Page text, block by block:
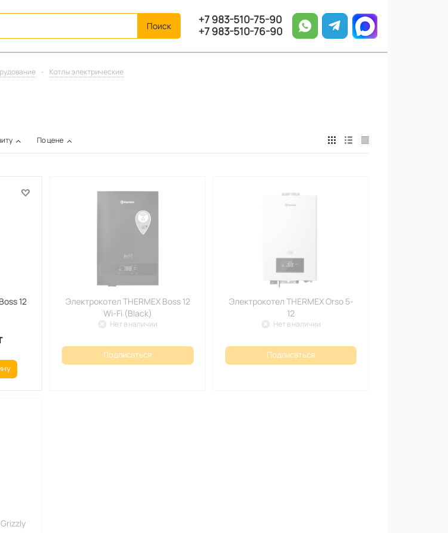
+7 983-510-75-90
+7 983-510-76-90
- Котлы электрические
По цене
12
Электрокотел THERMEX Boss 12
Wi-Fi (Black)
Нет в наличии
Подписаться
Электрокотел THERMEX Orso 5-
12
Нет в наличии
Подписаться